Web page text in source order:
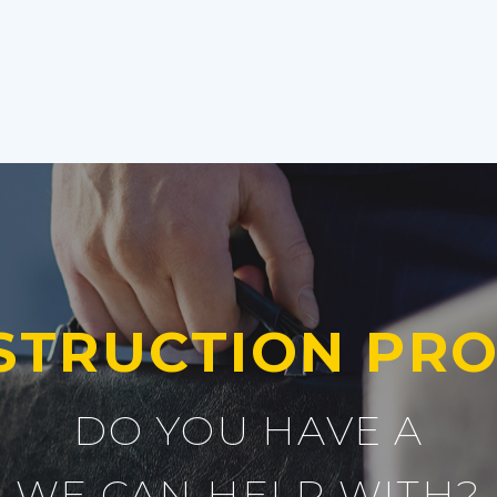
DO YOU HAVE A